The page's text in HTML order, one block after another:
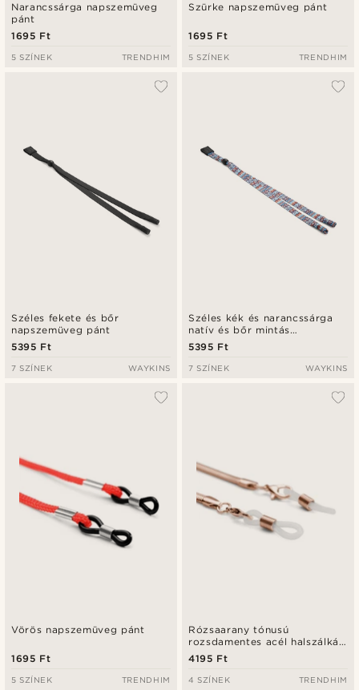
Narancssárga napszemüveg
pánt
1695 Ft
5 SZÍNEK TRENDHIM
Szürke napszemüveg pánt
1695 Ft
5 SZÍNEK TRENDHIM
Széles fekete és bőr
napszemüveg pánt
5395 Ft
7 SZÍNEK WAYKINS
Széles kék és narancssárga
natív és bőr mintás
napszemüveg pánt
5395 Ft
7 SZÍNEK WAYKINS
Vörös napszemüveg pánt
1695 Ft
5 SZÍNEK TRENDHIM
Rózsaarany tónusú
rozsdamentes acél halszálkás
napszemüveg lánc
4195 Ft
4 SZÍNEK TRENDHIM